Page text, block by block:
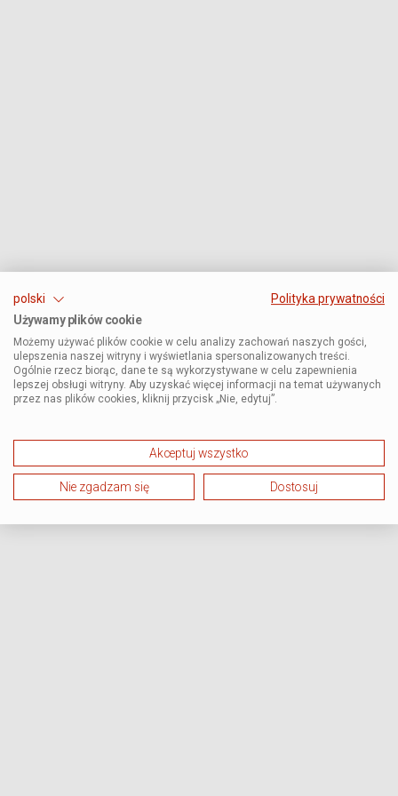
polski
Polityka prywatności
Używamy plików cookie
Możemy używać plików cookie w celu analizy zachowań naszych gości,
ulepszenia naszej witryny i wyświetlania spersonalizowanych treści.
Ogólnie rzecz biorąc, dane te są wykorzystywane w celu zapewnienia
lepszej obsługi witryny. Aby uzyskać więcej informacji na temat używanych
przez nas plików cookies, kliknij przycisk „Nie, edytuj”.
Akceptuj wszystko
Nie zgadzam się Dostosuj